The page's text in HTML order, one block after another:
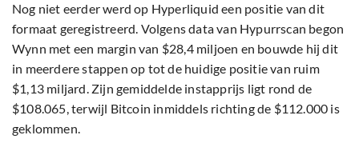
Nog niet eerder werd op Hyperliquid een positie van dit
formaat geregistreerd. Volgens data van Hypurrscan begon
Wynn met een margin van $28,4 miljoen en bouwde hij dit
in meerdere stappen op tot de huidige positie van ruim
$1,13 miljard. Zijn gemiddelde instapprijs ligt rond de
$108.065, terwijl Bitcoin inmiddels richting de $112.000 is
geklommen.